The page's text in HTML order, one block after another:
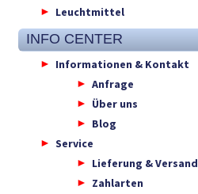
Leuchtmittel
INFO CENTER
Informationen & Kontakt
Anfrage
Über uns
Blog
Service
Lieferung & Versand
Zahlarten